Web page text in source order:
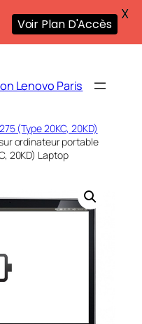
Lenovo Paris
(Type 20KC, 20KD)
ordinateur portable
20KD) Laptop
Voir Plan D'Accès
X